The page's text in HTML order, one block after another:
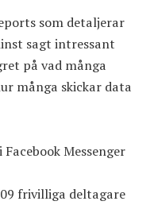
som detaljerar
sagt intressant
på vad många
många skickar data
Messenger
frivilliga deltagare